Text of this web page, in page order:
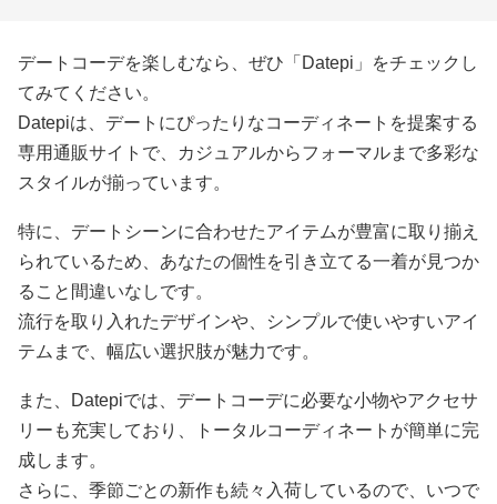
デートコーデを楽しむなら、ぜひ「Datepi」をチェックし
てみてください。
Datepiは、デートにぴったりなコーディネートを提案する
専用通販サイトで、カジュアルからフォーマルまで多彩な
スタイルが揃っています。
特に、デートシーンに合わせたアイテムが豊富に取り揃え
られているため、あなたの個性を引き立てる一着が見つか
ること間違いなしです。
流行を取り入れたデザインや、シンプルで使いやすいアイ
テムまで、幅広い選択肢が魅力です。
また、Datepiでは、デートコーデに必要な小物やアクセサ
リーも充実しており、トータルコーディネートが簡単に完
成します。
さらに、季節ごとの新作も続々入荷しているので、いつで